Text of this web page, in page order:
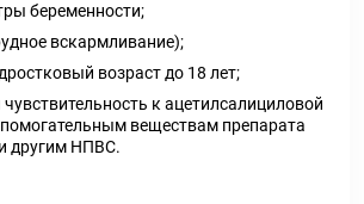
беременности;
вскармливание);
возраст до 18 лет;
к ацетилсалициловой
веществам препарата
другим НПВС.